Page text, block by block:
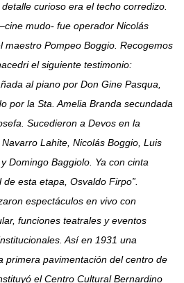
curioso era el techo corredizo.
mudo- fue operador Nicolás
maestro Pompeo Boggio. Recogemos
el siguiente testimonio:
al piano por Don Gine Pasqua,
por la Sta. Amelia Branda secundada
Sucedieron a Devos en la
Lahite, Nicolás Boggio, Luis
Domingo Baggiolo. Ya con cinta
esta etapa, Osvaldo Firpo”.
espectáculos en vivo con
funciones teatrales y eventos
Así en 1931 una
primera pavimentación del centro de
el Centro Cultural Bernardino